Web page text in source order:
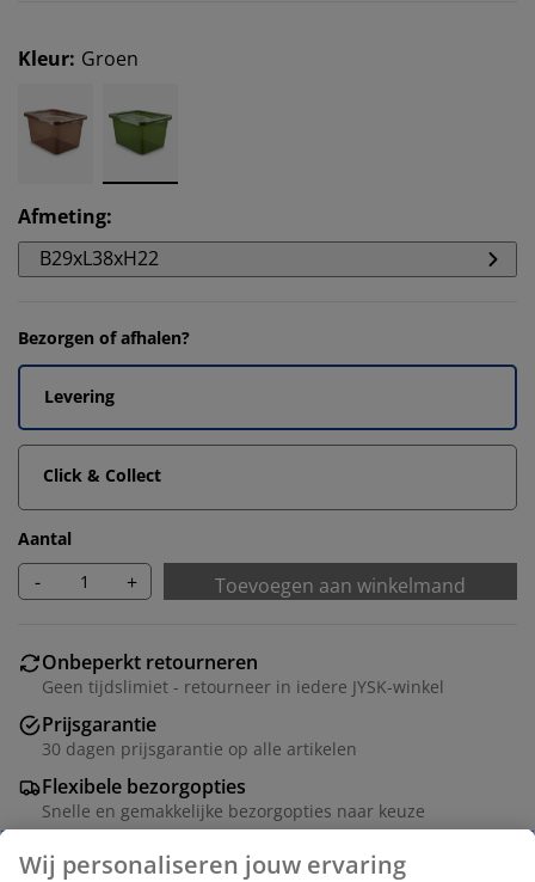
Kleur: Groen
Afmeting:
B29xL38xH22
Bezorgen of afhalen?
Levering
Click & Collect
Aantal
- + Toevoegen aan winkelmand
Onbeperkt retourneren
Geen tijdslimiet - retourneer in iedere JYSK-winkel
Prijsgarantie
30 dagen prijsgarantie op alle artikelen
Flexibele bezorgopties
Snelle en gemakkelijke bezorgopties naar keuze